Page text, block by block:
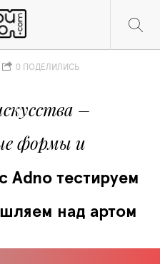
–
формы и
Adno тестируем
над артом
0 ПОДЕЛИЛИСЬ